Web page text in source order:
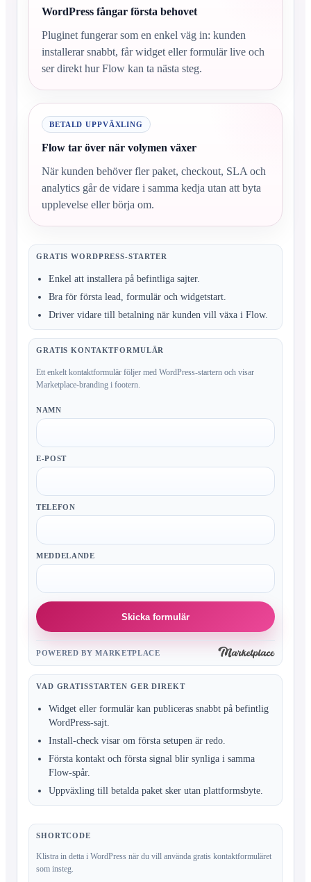
WordPress fångar första behovet
Pluginet fungerar som en enkel väg in: kunden
installerar snabbt, får widget eller formulär live och
ser direkt hur Flow kan ta nästa steg.
BETALD UPPVÄXLING
Flow tar över när volymen växer
När kunden behöver fler paket, checkout, SLA och
analytics går de vidare i samma kedja utan att byta
upplevelse eller börja om.
GRATIS WORDPRESS-STARTER
Enkel att installera på befintliga sajter.
Bra för första lead, formulär och widgetstart.
Driver vidare till betalning när kunden vill växa i Flow.
GRATIS KONTAKTFORMULÄR
Ett enkelt kontaktformulär följer med WordPress-startern och visar
Marketplace-branding i footern.
NAMN
E-POST
TELEFON
MEDDELANDE
Skicka formulär
POWERED BY MARKETPLACE
VAD GRATISSTARTEN GER DIREKT
Widget eller formulär kan publiceras snabbt på befintlig
WordPress-sajt.
Install-check visar om första setupen är redo.
Första kontakt och första signal blir synliga i samma
Flow-spår.
Uppväxling till betalda paket sker utan plattformsbyte.
SHORTCODE
Klistra in detta i WordPress när du vill använda gratis kontaktformuläret
som insteg.